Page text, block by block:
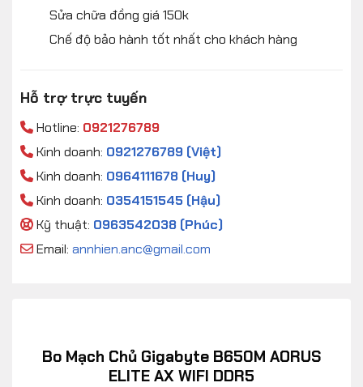
Sửa chữa đồng giá 150k
Chế độ bảo hành tốt nhất cho khách hàng
Hỗ trợ trực tuyến
Hotline: 0921276789
Kinh doanh: 0921276789 (Việt)
Kinh doanh: 0964111678 (Huy)
Kinh doanh: 0354151545 (Hậu)
Kỹ thuật: 0963542038 (Phúc)
Email: annhien.anc@gmail.com
Bo Mạch Chủ Gigabyte B650M AORUS
ELITE AX WIFI DDR5